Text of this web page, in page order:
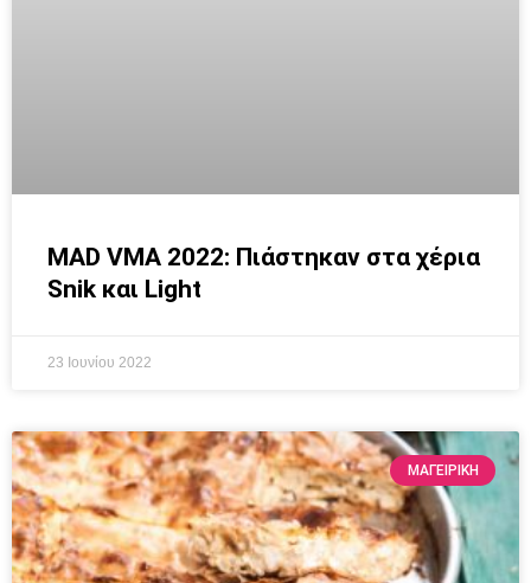
MAD VMA 2022: Πιάστηκαν στα χέρια
Snik και Light
23 Ιουνίου 2022
ΜΑΓΕΙΡΙΚΗ